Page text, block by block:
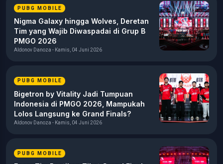
PUBG MOBILE
Nigma Galaxy hingga Wolves, Deretan
Tim yang Wajib Diwaspadai di Grup B
PMGO 2026
Aldonov Danoza - Kamis, 04 Juni 2026
PUBG MOBILE
Bigetron by Vitality Jadi Tumpuan
Indonesia di PMGO 2026, Mampukah
Lolos Langsung ke Grand Finals?
Aldonov Danoza - Kamis, 04 Juni 2026
PUBG MOBILE